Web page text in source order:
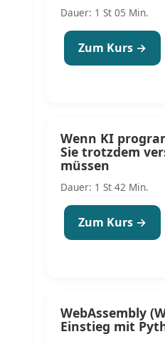
Dauer: 1 St 05 Min.
Zum Kurs →
Wenn KI
Sie trotzdem
müssen
Dauer: 1 St 42 Min.
Zum Kurs →
WebAssembly
Einstieg mit